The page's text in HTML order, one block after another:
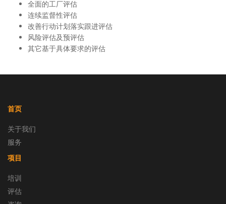
全面的工厂评估
连续监督性评估
改善行动计划落实跟进评估
风险评估及预评估
其它基于具体要求的评估
首页
关于我们
服务
项目
培训
评估